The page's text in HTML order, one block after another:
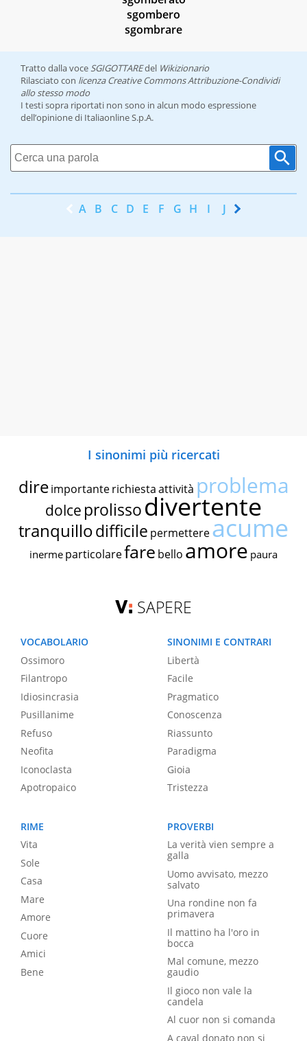
sgombero
sgombrare
Tratto dalla voce SGIGOTTAREdel Wikizionario
Rilasciato con licenza Creative Commons Attribuzione-Condividi
allo stesso modo
I testi sopra riportati non sono in alcun modo espressione
dell’opinione di Italiaonline S.p.A.
A B C D E F G H I J K
I sinonimi più ricercati
dire importante richiestaattività problema
dolce prolissodivertente
tranquillodifficile permettereacume
inerme particolarefare bello amore paura
SAPERE
VOCABOLARIO
Ossimoro
Filantropo
Idiosincrasia
Pusillanime
Refuso
Neofita
Iconoclasta
Apotropaico
SINONIMI E CONTRARI
Libertà
Facile
Pragmatico
Conoscenza
Riassunto
Paradigma
Gioia
Tristezza
RIME
Vita
Sole
Casa
Mare
Amore
Cuore
Amici
Bene
PROVERBI
La verità vien sempre a
galla
Uomo avvisato, mezzo
salvato
Una rondine non fa
primavera
Il mattino ha l'oro in
bocca
Mal comune, mezzo
gaudio
Il gioco non vale la
candela
Al cuor non si comanda
A caval donato non si